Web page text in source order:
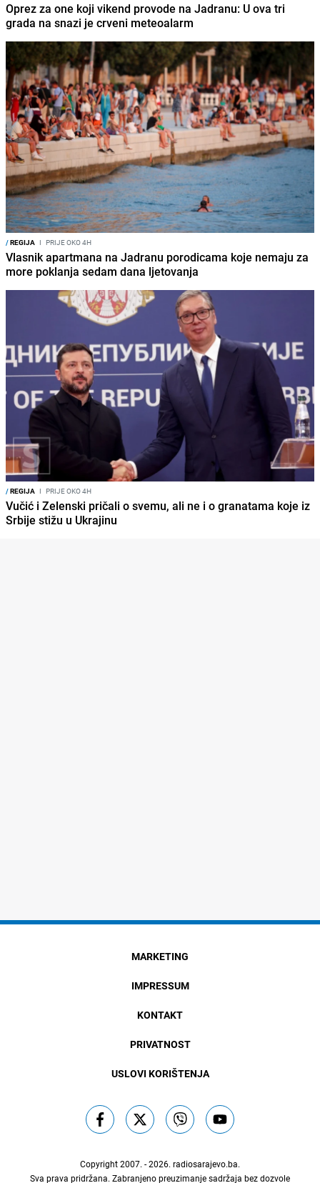
Oprez za one koji vikend provode na Jadranu: U ova tri
grada na snazi je crveni meteoalarm
/REGIJA I PRIJE OKO 4H
Vlasnik apartmana na Jadranu porodicama koje nemaju za
more poklanja sedam dana ljetovanja
/REGIJA I PRIJE OKO 4H
Vučić i Zelenski pričali o svemu, ali ne i o granatama koje iz
Srbije stižu u Ukrajinu
MARKETING
IMPRESSUM
KONTAKT
PRIVATNOST
USLOVI KORIŠTENJA
Copyright 2007. - 2026. radiosarajevo.ba.
Sva prava pridržana. Zabranjeno preuzimanje sadržaja bez dozvole